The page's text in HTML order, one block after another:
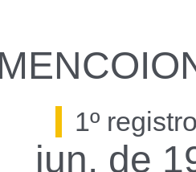
1º registro
jun. de